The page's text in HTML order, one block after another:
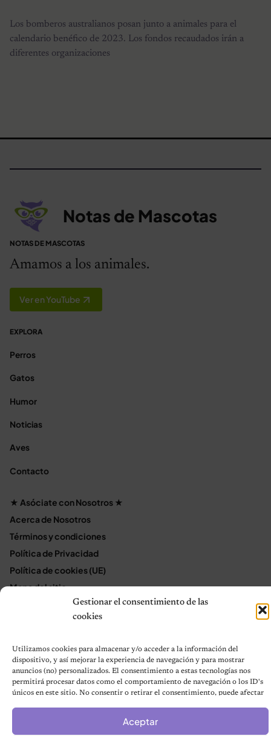
Gestionar el consentimiento de las
cookies
Utilizamos cookies para almacenar y/o acceder a la información del
dispositivo, y así mejorar la experiencia de navegación y para mostrar
anuncios (no) personalizados. El consentimiento a estas tecnologías nos
permitirá procesar datos como el comportamiento de navegación o los ID's
únicos en este sitio. No consentir o retirar el consentimiento, puede afectar
Aceptar
Los bomberos australianos posan junto a animales para el
calendario benéfico de 2023. Los fondos recaudados irán a
diferentes organizaciones
Notas de Mascotas
NOTAS DE MASCOTAS
Amamos a los animales.
Ver en YouTube
EXPLORA
Perros
Gatos
Humor
Noticias
Aves
Contacto
★ Asóciate con Nosotros ★
Acerca de Nosotros
Términos y condiciones
Política de Privacidad
Política de cookies (UE)
Mapa del sitio
Terms and Conditions
© 2026 Notas de Mascotas
Política de privacidad